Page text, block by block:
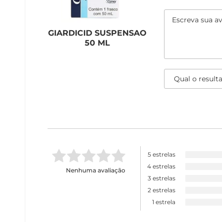
GIARDICID SUSPENSAO
50 ML
Nenhuma avaliação
5 estrelas
4 estrelas
3 estrelas
2 estrelas
1 estrela